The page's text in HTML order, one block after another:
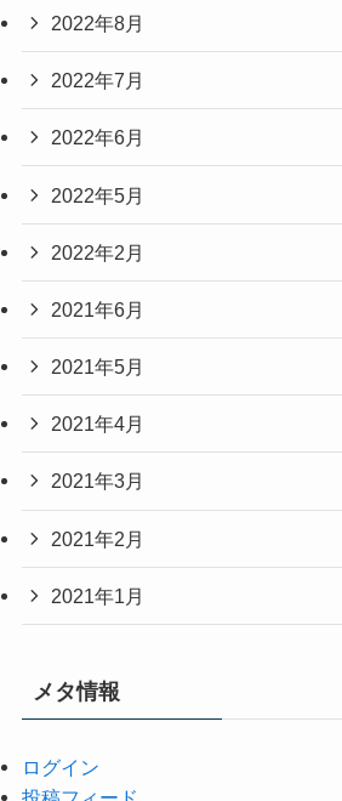
2022年8月
2022年7月
2022年6月
2022年5月
2022年2月
2021年6月
2021年5月
2021年4月
2021年3月
2021年2月
2021年1月
メタ情報
ログイン